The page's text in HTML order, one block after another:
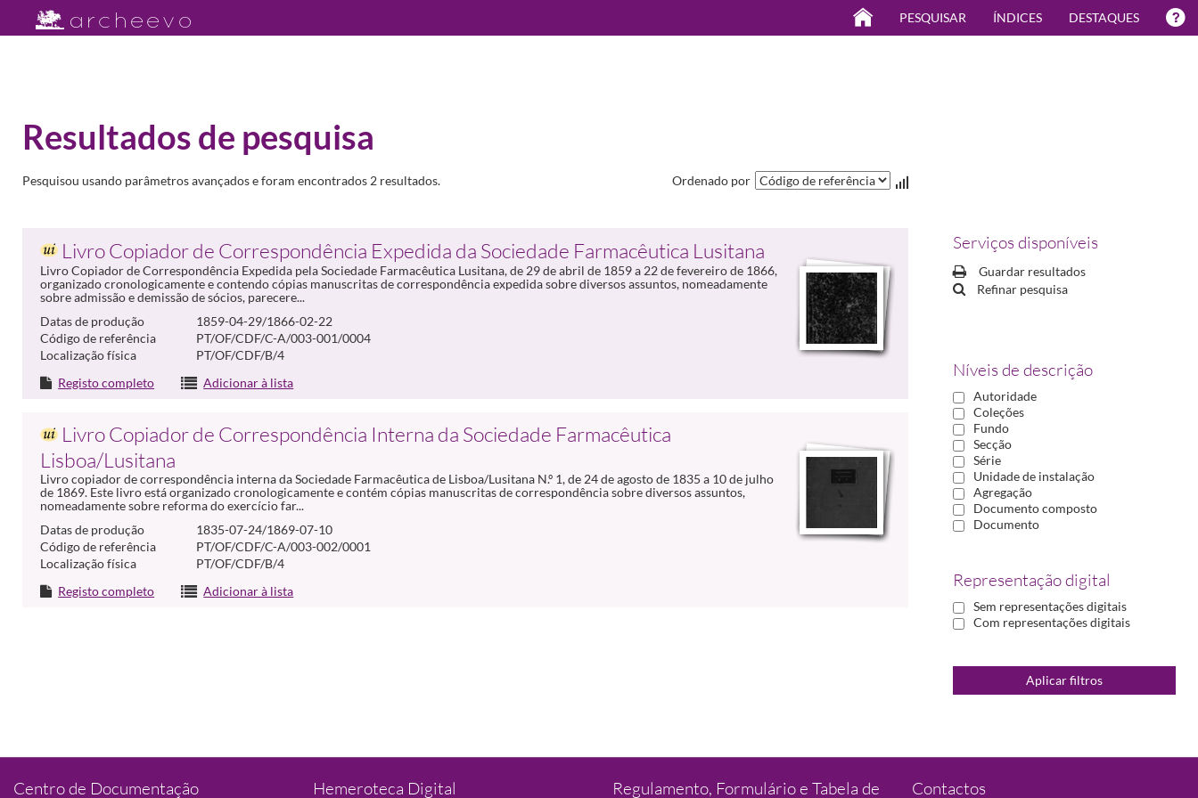
PESQUISAR ÍNDICES DESTAQUES
Resultados de pesquisa
Serviços disponíveis
Guardar resultados
Refinar pesquisa
Níveis de descrição
Autoridade
Coleções
Fundo
Secção
Série
Unidade de instalação
Agregação
Documento composto
Documento
Representação digital
Sem representações digitais
Com representações digitais
Pesquisou usando parâmetros avançados e foram encontrados 2 resultados. Ordenado por
Livro Copiador de Correspondência Expedida da Sociedade Farmacêutica Lusitana
Livro Copiador de Correspondência Expedida pela Sociedade Farmacêutica Lusitana, de 29 de abril de 1859 a 22 de fevereiro de 1866,
organizado cronologicamente e contendo cópias manuscritas de correspondência expedida sobre diversos assuntos, nomeadamente
sobre admissão e demissão de sócios, parecere...
Datas de produção
1859-04-29/1866-02-22
Código de referência
PT/OF/CDF/C-A/003-001/0004
Localização física
PT/OF/CDF/B/4
Registo completo
Adicionar à lista
Livro Copiador de Correspondência Interna da Sociedade Farmacêutica
Lisboa/Lusitana
Livro copiador de correspondência interna da Sociedade Farmacêutica de Lisboa/Lusitana N.º 1, de 24 de agosto de 1835 a 10 de julho
de 1869. Este livro está organizado cronologicamente e contém cópias manuscritas de correspondência sobre diversos assuntos,
nomeadamente sobre reforma do exercício far...
Datas de produção
1835-07-24/1869-07-10
Código de referência
PT/OF/CDF/C-A/003-002/0001
Localização física
PT/OF/CDF/B/4
Registo completo
Adicionar à lista
Centro de Documentação Hemeroteca Digital Regulamento, Formulário e Tabela de Contactos